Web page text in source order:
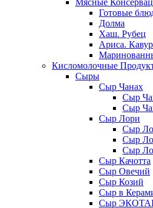
Мясные
Готовые
Долма
Хаш. Рубец
Ариса.
Кисломолочные
Сыры
Сыр Чанах
Сыр
Сыр
Сыр Лори
Сыр
Сыр
Сыр
Сыр Качотта
Сыр Овечий
Сыр Козий
Сыр в
Сыр